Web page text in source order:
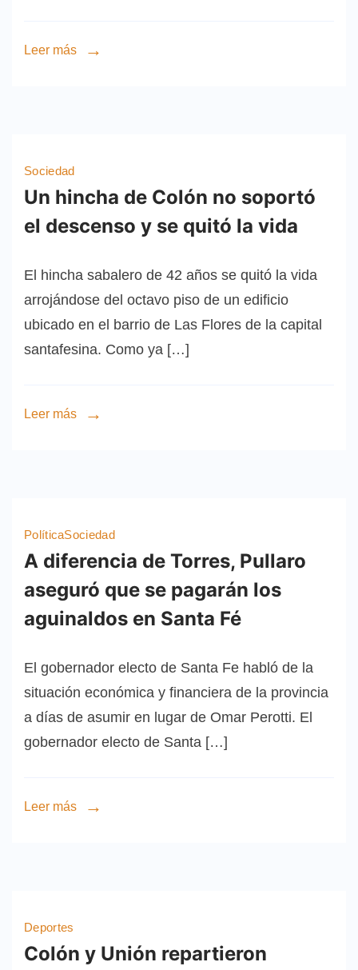
Leer más
Sociedad
Un hincha de Colón no soportó
el descenso y se quitó la vida
El hincha sabalero de 42 años se quitó la vida
arrojándose del octavo piso de un edificio
ubicado en el barrio de Las Flores de la capital
santafesina. Como ya […]
Leer más
PolíticaSociedad
A diferencia de Torres, Pullaro
aseguró que se pagarán los
aguinaldos en Santa Fé
El gobernador electo de Santa Fe habló de la
situación económica y financiera de la provincia
a días de asumir en lugar de Omar Perotti. El
gobernador electo de Santa […]
Leer más
Deportes
Colón y Unión repartieron